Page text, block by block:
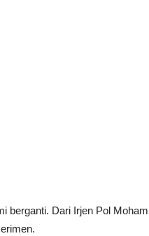
berganti. Dari Irjen Pol